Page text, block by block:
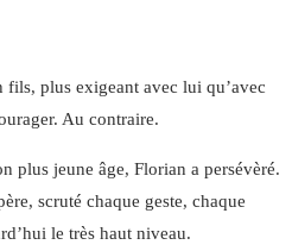
fils, plus exigeant avec lui qu’avec
Au contraire.
plus jeune âge, Florian a persévèré.
scruté chaque geste, chaque
le très haut niveau.